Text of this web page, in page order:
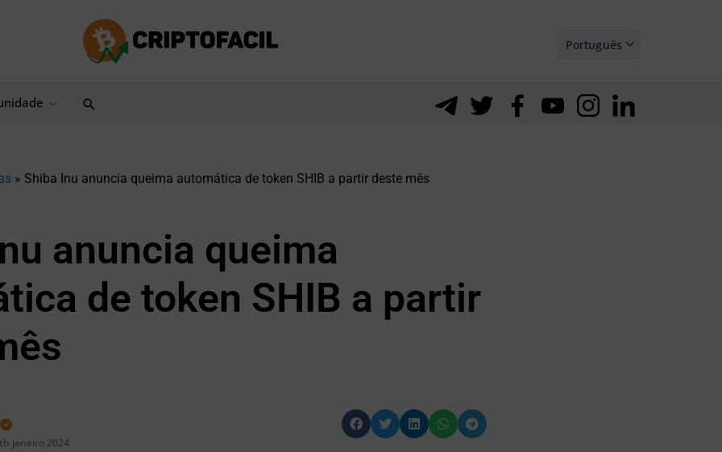
Português
Pesquisar
» Shiba Inu anuncia queima automática de token SHIB a partir deste mês
anuncia queima
de token SHIB a partir
janeiro 2024